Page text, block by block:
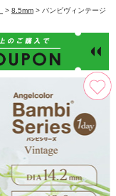
a
a
i
o
n
> 8.5mm > バンビヴィンテージ